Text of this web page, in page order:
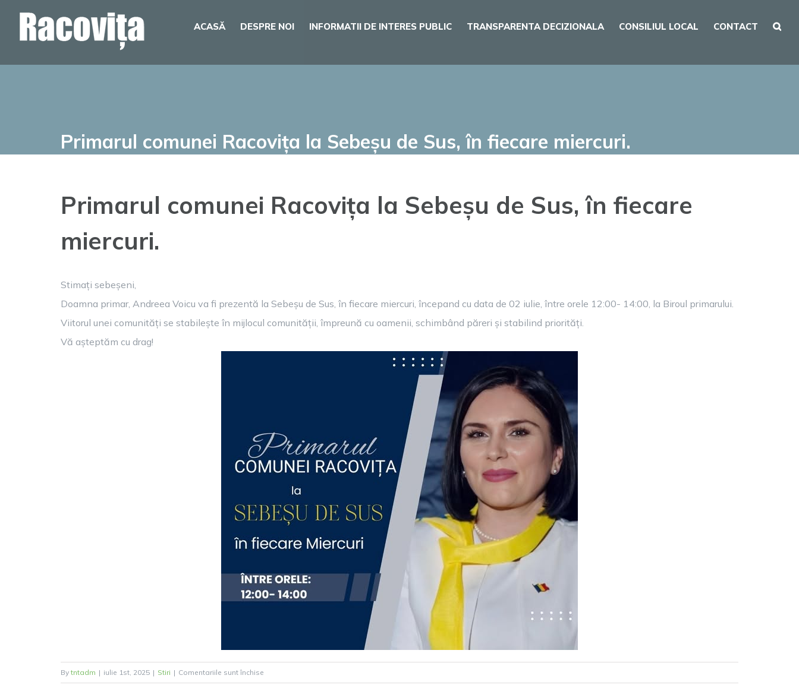
ACASĂ DESPRE NOI INFORMATII DE INTERES PUBLIC TRANSPARENTA DECIZIONALA CONSILIUL LOCAL CONTACT
Primarul comunei Racovița la Sebeșu de Sus, în fiecare miercuri.
Primarul comunei Racovița la Sebeșu de Sus, în fiecare
miercuri.
Stimați sebeșeni,
Doamna primar, Andreea Voicu va fi prezentă la Sebeșu de Sus, în fiecare miercuri, începand cu data de 02 iulie, între orele 12:00- 14:00, la Biroul primarului.
Viitorul unei comunități se stabilește în mijlocul comunității, împreună cu oamenii, schimbând păreri și stabilind priorități.
Vă așteptăm cu drag!
By tntadm | iulie 1st, 2025 | Stiri | Comentariile sunt închise
Primarul